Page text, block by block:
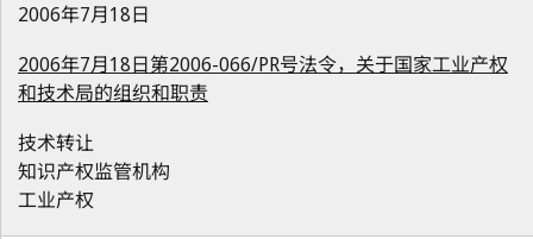
2006年7月18日
2006年7月18日第2006-066/PR号法令，关于国家工业产权
和技术局的组织和职责
技术转让
知识产权监管机构
工业产权